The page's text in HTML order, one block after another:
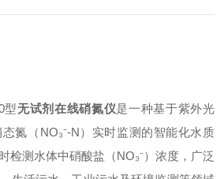
型无试剂在线硝氮仪是一种基于紫外光
氮（NO₃⁻-N）实时监测的智能化水质
检测水体中硝酸盐（NO₃⁻）浓度，广泛